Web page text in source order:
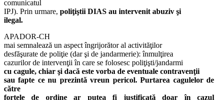
comunicatul
IPJ). Prin urmare, poliţiştii DIAS au intervenit abuziv şi
ilegal.
APADOR-CH
mai semnalează un aspect îngrijorător al activităţilor
desfăşurate de poliţie (dar şi de jandarmerie): înmulţirea
cazurilor de intervenţii în care se folosesc poliţişti/jandarmi
cu cagule, chiar şi dacă este vorba de eventuale contravenţii
sau fapte ce nu prezintă vreun pericol. Purtarea cagulelor de
către
forţele de ordine ar putea fi justificată doar în cazul